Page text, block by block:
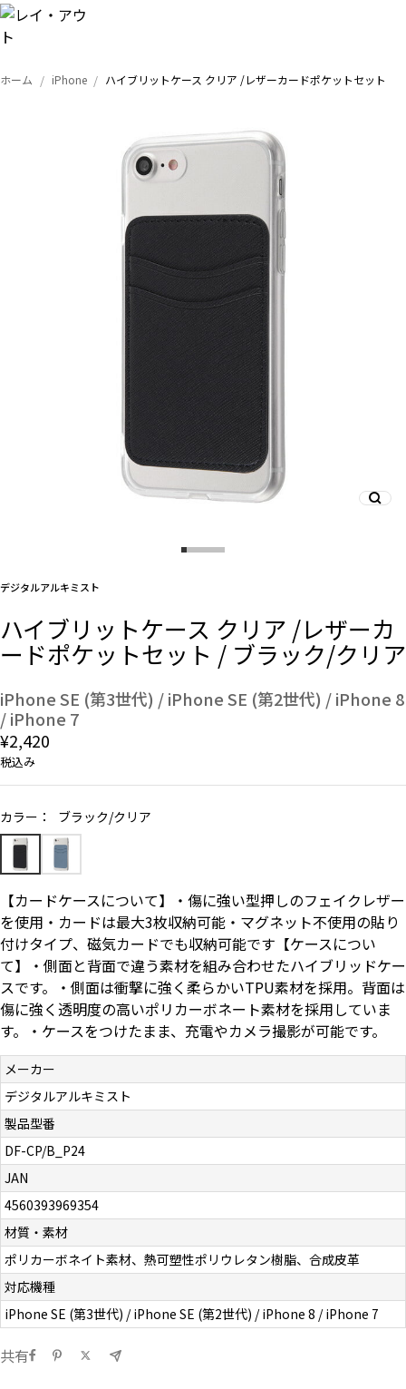
デザインから探す
事業内容
会社概要
お知らせ
よくある質問
お問い合わせ（一般の皆様）
プライバシーポリシー
ホーム iPhone ハイブリットケース クリア /レザーカードポケットセット
デジタルアルキミスト
ハイブリットケース クリア /レザーカ
ードポケットセット / ブラック/クリア
iPhone SE (第3世代) / iPhone SE (第2世代) / iPhone 8
/ iPhone 7
¥2,420
税込み
カラー： ブラック/クリア
【カードケースについて】・傷に強い型押しのフェイクレザー
を使用・カードは最大3枚収納可能・マグネット不使用の貼り
付けタイプ、磁気カードでも収納可能です【ケースについ
て】・側面と背面で違う素材を組み合わせたハイブリッドケー
スです。・側面は衝撃に強く柔らかいTPU素材を採用。背面は
傷に強く透明度の高いポリカーボネート素材を採用していま
す。・ケースをつけたまま、充電やカメラ撮影が可能です。
メーカー
デジタルアルキミスト
製品型番
DF-CP/B_P24
JAN
4560393969354
材質・素材
ポリカーボネイト素材、熱可塑性ポリウレタン樹脂、合成皮革
対応機種
iPhone SE (第3世代) / iPhone SE (第2世代) / iPhone 8 / iPhone 7
共有